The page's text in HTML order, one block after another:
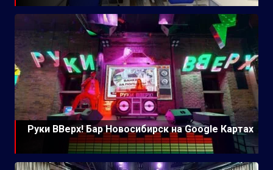
Руки ВВерх! Бар Новосибирск на Google Картах